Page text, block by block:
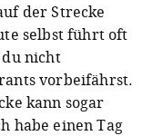
der Strecke
selbst führt oft
du nicht
vorbeifährst.
kann sogar
habe einen Tag